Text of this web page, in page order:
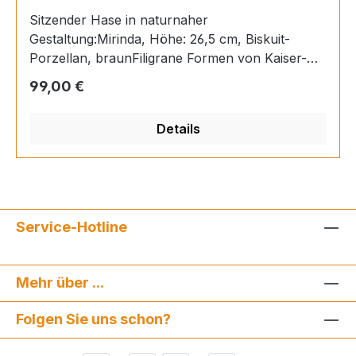
Sitzender Hase in naturnaher
Gestaltung:Mirinda, Höhe: 26,5 cm, Biskuit-
Porzellan, braunFiligrane Formen von Kaiser-
Sinne. In Handarbeit gefertigt, hat jedes Teil
Regulärer Preis:
99,00 €
Details
Service-Hotline
Mehr über ...
Folgen Sie uns schon?